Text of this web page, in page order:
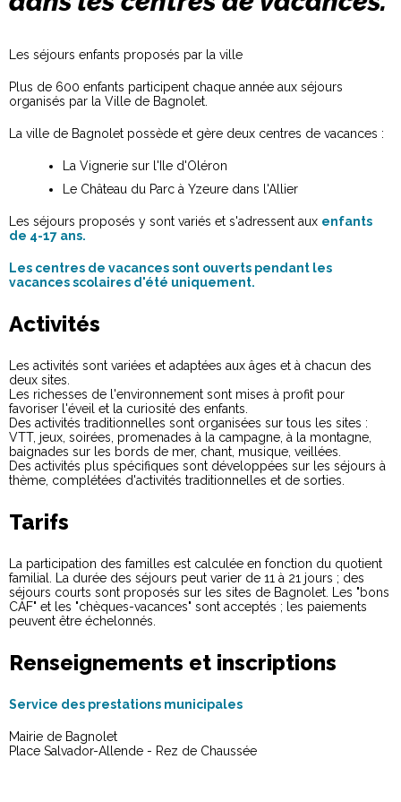
Les séjours enfants proposés par la ville
Plus de 600 enfants participent chaque année aux séjours
organisés par la Ville de Bagnolet.
La ville de Bagnolet possède et gère deux centres de vacances :
La Vignerie sur l'Ile d'Oléron
Le Château du Parc à Yzeure dans l'Allier
Les séjours proposés y sont variés et s'adressent aux enfants
de 4-17 ans.
Les centres de vacances sont ouverts pendant les
vacances scolaires d'été uniquement.
Activités
Les activités sont variées et adaptées aux âges et à chacun des
deux sites.
Les richesses de l'environnement sont mises à profit pour
favoriser l'éveil et la curiosité des enfants.
Des activités traditionnelles sont organisées sur tous les sites :
VTT, jeux, soirées, promenades à la campagne, à la montagne,
baignades sur les bords de mer, chant, musique, veillées.
Des activités plus spécifiques sont développées sur les séjours à
thème, complétées d'activités traditionnelles et de sorties.
Tarifs
La participation des familles est calculée en fonction du quotient
familial. La durée des séjours peut varier de 11 à 21 jours ; des
séjours courts sont proposés sur les sites de Bagnolet. Les "bons
CAF" et les "chèques-vacances" sont acceptés ; les paiements
peuvent être échelonnés.
Renseignements et inscriptions
Service des prestations municipales
Mairie de Bagnolet
Place Salvador-Allende - Rez de Chaussée